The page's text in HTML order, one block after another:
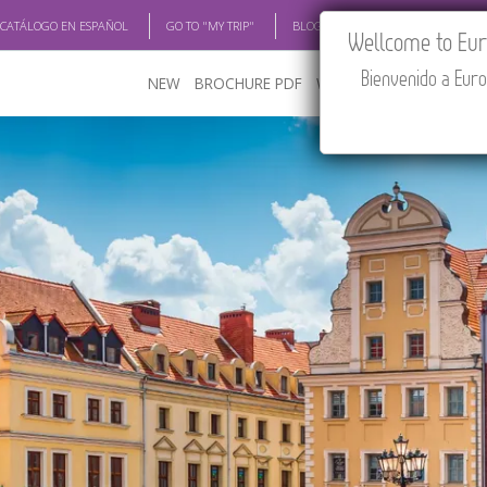
EN ESPAÑOL GO TO "MY TRIP" BLOG
NEW BROCHURE PDF WHERE TO BUY
Wellcome to
Bienvenido a